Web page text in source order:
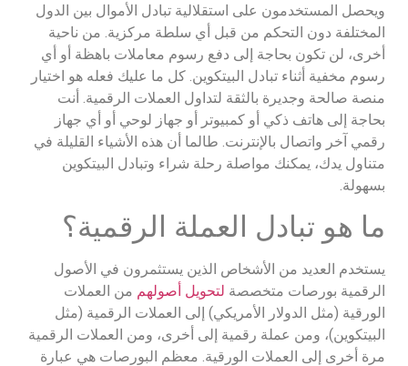
ويحصل المستخدمون على استقلالية تبادل الأموال بين الدول
المختلفة دون التحكم من قبل أي سلطة مركزية. من ناحية
أخرى، لن تكون بحاجة إلى دفع رسوم معاملات باهظة أو أي
رسوم مخفية أثناء تبادل البيتكوين. كل ما عليك فعله هو اختيار
منصة صالحة وجديرة بالثقة لتداول العملات الرقمية. أنت
بحاجة إلى هاتف ذكي أو كمبيوتر أو جهاز لوحي أو أي جهاز
رقمي آخر واتصال بالإنترنت. طالما أن هذه الأشياء القليلة في
متناول يدك، يمكنك مواصلة رحلة شراء وتبادل البيتكوين
بسهولة.
ما هو تبادل العملة الرقمية؟
يستخدم العديد من الأشخاص الذين يستثمرون في الأصول
الرقمية بورصات متخصصة لتحويل أصولهم من العملات
الورقية (مثل الدولار الأمريكي) إلى العملات الرقمية (مثل
البيتكوين)، ومن عملة رقمية إلى أخرى، ومن العملات الرقمية
مرة أخرى إلى العملات الورقية. معظم البورصات هي عبارة